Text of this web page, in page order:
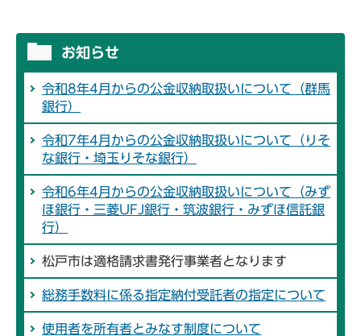
お知らせ
令和8年4月からの公金収納取扱いについて（群馬
銀行）
令和7年4月からの公金収納取扱いについて（りそ
な銀行・埼玉りそな銀行）
令和6年4月からの公金収納取扱いについて（みず
ほ銀行・三菱UFJ銀行・筑波銀行・みずほ信託銀
行）
松戸市は適格請求書発行事業者となります
総務手数料に係る指定納付受託者の指定について
使用者を所有者とみなす制度について